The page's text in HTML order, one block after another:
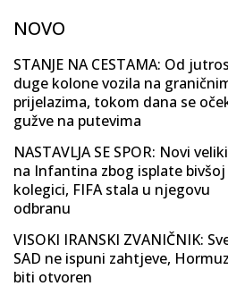
NOVO
STANJE NA CESTAMA: Od jutros
duge kolone vozila na
prijelazima, tokom dana se
gužve na putevima
NASTAVLJA SE SPOR: Novi
na Infantina zbog isplate bivšoj
kolegici, FIFA stala u njegovu
odbranu
VISOKI IRANSKI ZVANIČNIK:
SAD ne ispuni zahtjeve,
biti otvoren